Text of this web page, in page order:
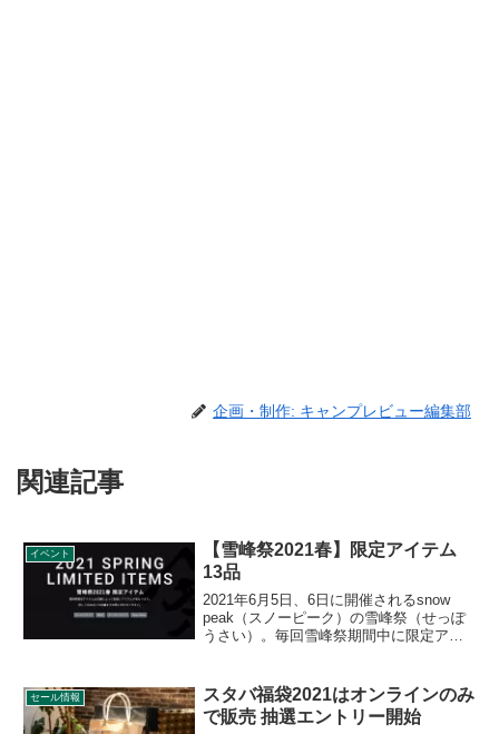
企画・制作: キャンプレビュー編集部
関連記事
イベント
【雪峰祭2021春】限定アイテム
13品
2021年6月5日、6日に開催されるsnow
peak（スノーピーク）の雪峰祭（せっぽ
うさい）。毎回雪峰祭期間中に限定アイ
細をレビューします。
セール情報
スタバ福袋2021はオンラインのみ
で販売 抽選エントリー開始